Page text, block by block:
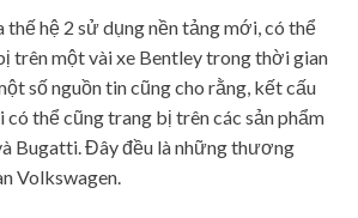
thế hệ 2 sử dụng nền tảng mới, có thể
trên một vài xe Bentley trong thời gian
số nguồn tin cũng cho rằng, kết cấu
có thể cũng trang bị trên các sản phẩm
Bugatti. Đây đều là những thương
Volkswagen.